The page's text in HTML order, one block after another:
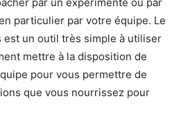
par un expérimenté ou par
particulier par votre équipe. Le
est un outil très simple à utiliser
mettre à la disposition de
pour vous permettre de
que vous nourrissez pour